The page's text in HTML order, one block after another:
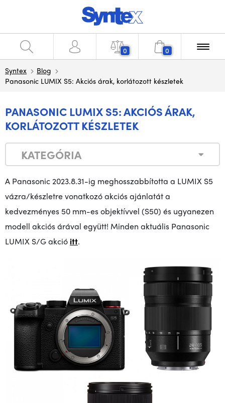
0 0
Syntex
Blog
Panasonic LUMIX S5: Akciós árak, korlátozott készletek
PANASONIC LUMIX S5: AKCIÓS ÁRAK,
KORLÁTOZOTT KÉSZLETEK
KATEGÓRIA
A Panasonic 2023.8.31-ig meghosszabbította a LUMIX S5
vázra/készletre vonatkozó akciós ajánlatát a
kedvezményes 50 mm-es objektívvel (S50) és ugyanezen
modell akciós árával együtt! Minden aktuális Panasonic
LUMIX S/G akció itt.